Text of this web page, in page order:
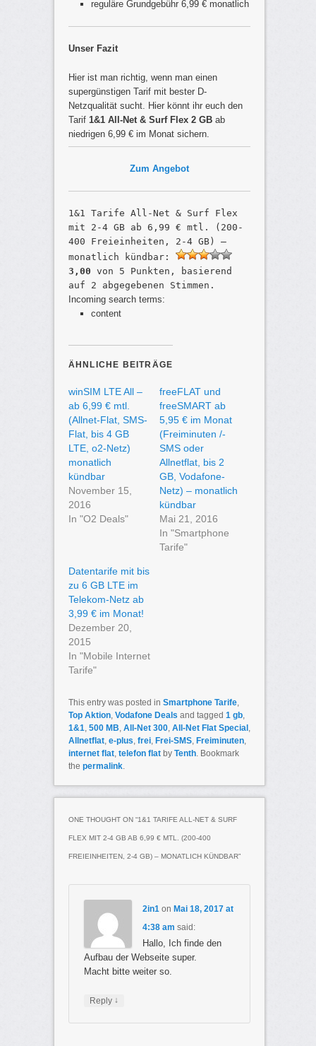
reguläre Grundgebühr 6,99 € monatlich
Unser Fazit
Hier ist man richtig, wenn man einen
supergünstigen Tarif mit bester D-
Netzqualität sucht. Hier könnt ihr euch den
Tarif 1&1 All-Net & Surf Flex 2 GB ab
niedrigen 6,99 € im Monat sichern.
Zum Angebot
1&1 Tarife All-Net & Surf Flex
mit 2-4 GB ab 6,99 € mtl. (200-
400 Freieinheiten, 2-4 GB) –
monatlich kündbar:
3,00 von 5 Punkten, basierend
auf 2 abgegebenen Stimmen.
Incoming search terms:
content
ÄHNLICHE BEITRÄGE
winSIM LTE All –
ab 6,99 € mtl.
(Allnet-Flat, SMS-
Flat, bis 4 GB
LTE, o2-Netz)
monatlich
kündbar
November 15,
2016
In "O2 Deals"
freeFLAT und
freeSMART ab
5,95 € im Monat
(Freiminuten /-
SMS oder
Allnetflat, bis 2
GB, Vodafone-
Netz) – monatlich
kündbar
Mai 21, 2016
In "Smartphone
Tarife"
Datentarife mit bis
zu 6 GB LTE im
Telekom-Netz ab
3,99 € im Monat!
Dezember 20,
2015
In "Mobile Internet
Tarife"
This entry was posted in Smartphone Tarife,
Top Aktion, Vodafone Deals and tagged 1 gb,
1&1, 500 MB, All-Net 300, All-Net Flat Special ,
Allnetflat, e-plus, frei, Frei-SMS, Freiminuten,
internet flat, telefon flatby Tenth. Bookmark
the permalink.
ONE THOUGHT ON “1&1 TARIFE ALL-NET & SURF
FLEX MIT 2-4 GB AB 6,99 € MTL. (200-400
FREIEINHEITEN, 2-4 GB) – MONATLICH KÜNDBAR”
2in1on Mai 18, 2017 at
4:38 am said:
Hallo, Ich finde den
Aufbau der Webseite super.
Macht bitte weiter so.
Reply ↓